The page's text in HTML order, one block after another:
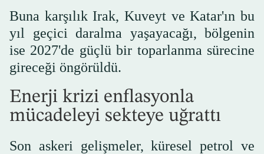
Buna karşılık Irak, Kuveyt ve Katar'ın bu
yıl geçici daralma yaşayacağı, bölgenin
ise 2027'de güçlü bir toparlanma sürecine
gireceği öngörüldü.
Enerji krizi enflasyonla
mücadeleyi sekteye uğrattı
Son askeri gelişmeler, küresel petrol ve